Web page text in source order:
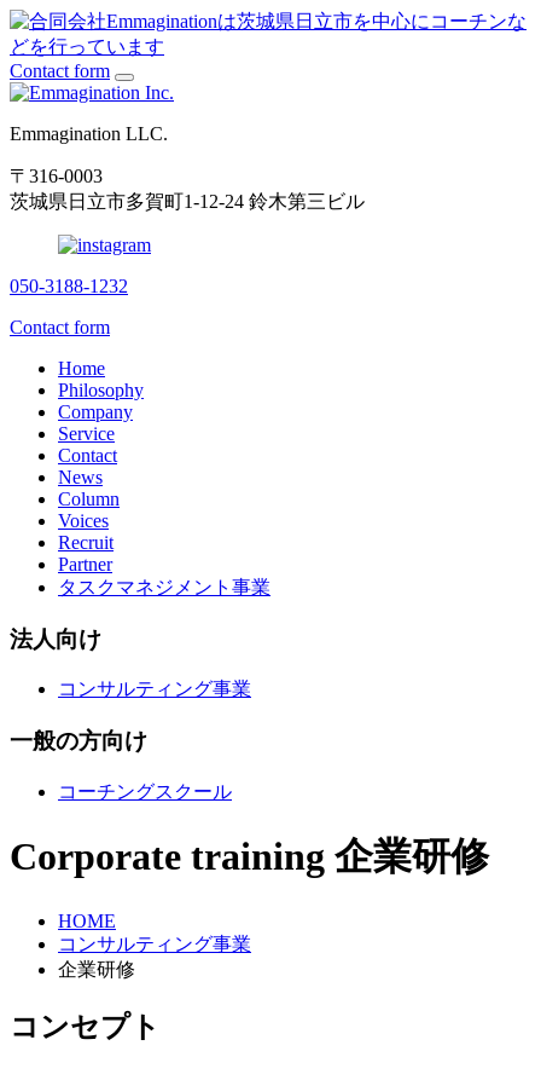
Contact form
Emmagination LLC.
〒316-0003
茨城県日立市多賀町1-12-24 鈴木第三ビル
050-3188-1232
Contact form
Home
Philosophy
Company
Service
Contact
News
Column
Voices
Recruit
Partner
タスクマネジメント事業
法人向け
コンサルティング事業
一般の方向け
コーチングスクール
Corporate training 企業研修
HOME
コンサルティング事業
企業研修
コンセプト